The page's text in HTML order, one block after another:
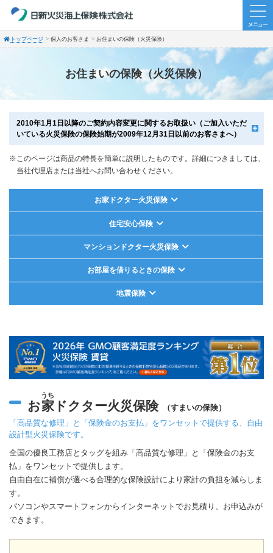
トップページ 個人のお客さま お住まいの保険（火災保険）
お住まいの保険（火災保険）
2010年1月1日以降のご契約内容変更に関するお取扱い（ご加入いただ
いている火災保険の保険始期が2009年12月31日以前のお客さまへ）
※このページは商品の特長を簡単に説明したものです。詳細につきましては、
当社代理店または当社へお問い合わせください。
お家ドクター火災保険
住宅安心保険
マンションドクター火災保険
お部屋を借りるときの保険
地震保険
お家
うち
ドクター火災保険
（すまいの保険）
「高品質な修理」と「保険金のお支払」をワンセットで提供する、自由
設計型火災保険です。
全国の優良工務店とタッグを組み「高品質な修理」と「保険金のお支
払」をワンセットで提供します。
自由自在に補償が選べる合理的な保険設計により家計の負担を減らしま
す。
パソコンやスマートフォンからインターネットでお見積り、お申込みが
できます。